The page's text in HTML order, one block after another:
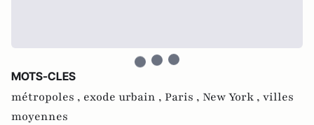
MOTS-CLES
métropoles , exode urbain , Paris , New York , villes
moyennes